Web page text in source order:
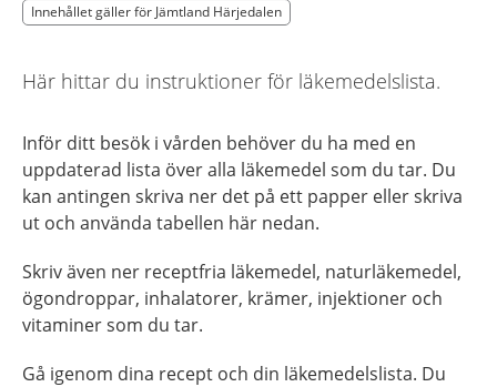
Innehållet gäller för Jämtland Härjedalen
Innehållet gäller för Jämtland Härjedalen
Här hittar du instruktioner för läkemedelslista.
Inför ditt besök i vården behöver du ha med en
uppdaterad lista över alla läkemedel som du tar. Du
kan antingen skriva ner det på ett papper eller skriva
ut och använda tabellen här nedan.
Skriv även ner receptfria läkemedel, naturläkemedel,
ögondroppar, inhalatorer, krämer, injektioner och
vitaminer som du tar.
Gå igenom dina recept och din läkemedelslista. Du